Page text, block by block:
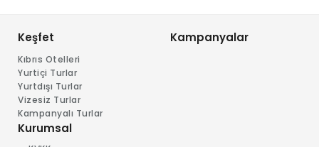
Keşfet
Kıbrıs Otelleri
Yurtiçi Turlar
Yurtdışı Turlar
Vizesiz Turlar
Kampanyalı Turlar
Kampanyalar
Kurumsal